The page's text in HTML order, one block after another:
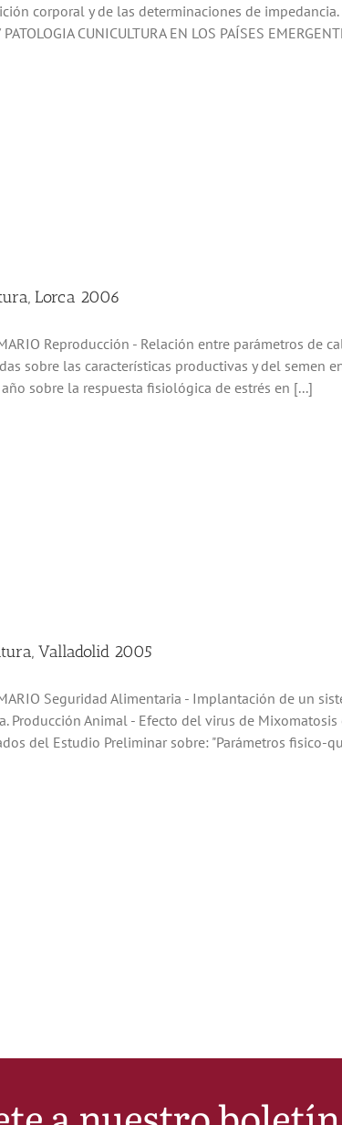
corporal y de las determinaciones de impedancia.
CUNICULTURA EN LOS PAÍSES
Lorca 2006
Reproducción - Relación entre parámetros
sobre las características productivas y del semen
sobre la respuesta fisiológica de estrés en [...]
Valladolid 2005
Seguridad Alimentaria - Implantación de un
Producción Animal - Efecto del virus de
del Estudio Preliminar sobre: "Parámetros fisico-